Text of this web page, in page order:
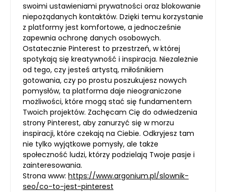
swoimi ustawieniami prywatności oraz blokowanie
niepożądanych kontaktów. Dzięki temu korzystanie
z platformy jest komfortowe, a jednocześnie
zapewnia ochronę danych osobowych.
Ostatecznie Pinterest to przestrzeń, w której
spotykają się kreatywność i inspiracja. Niezależnie
od tego, czy jesteś artystą, miłośnikiem
gotowania, czy po prostu poszukujesz nowych
pomysłów, ta platforma daje nieograniczone
możliwości, które mogą stać się fundamentem
Twoich projektów. Zachęcam Cię do odwiedzenia
strony Pinterest, aby zanurzyć się w morzu
inspiracji, które czekają na Ciebie. Odkryjesz tam
nie tylko wyjątkowe pomysły, ale także
społeczność ludzi, którzy podzielają Twoje pasje i
zainteresowania.
Strona www: https://www.argonium.pl/slownik-
seo/co-to-jest-pinterest